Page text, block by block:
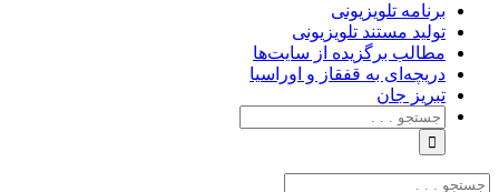
برنامه‌ تلویزیونی
تولید مستند تلویزیونی
مطالب برگزیده از سایت‌ها
دریچه‌ای به قفقاز و اوراسیا
تبریزِ جان
جستجو
برای:
جستجو